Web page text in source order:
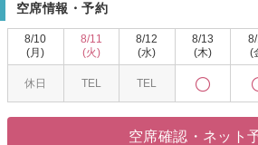
完備とお子様同伴可能なサービスによって、どな
だけます。salon I'sで、贅沢なひとときをお楽し
空席情報・予約
8/10
(月)
休日
8/11
(火)
TEL
8/12
(水)
TEL
8/13
(木)
(
空席確認・ネット